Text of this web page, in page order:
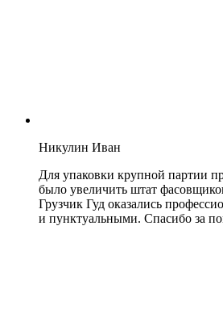
Никулин Иван
Для упаковки крупной партии
было увеличить штат
Грузчик Гуд оказались
и пунктуальными. Спасибо за